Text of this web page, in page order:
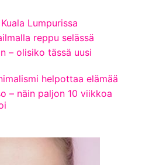
Lumpurissa
reppu selässä
– olisiko tässä uusi
helpottaa elämää
– näin paljon 10 viikkoa